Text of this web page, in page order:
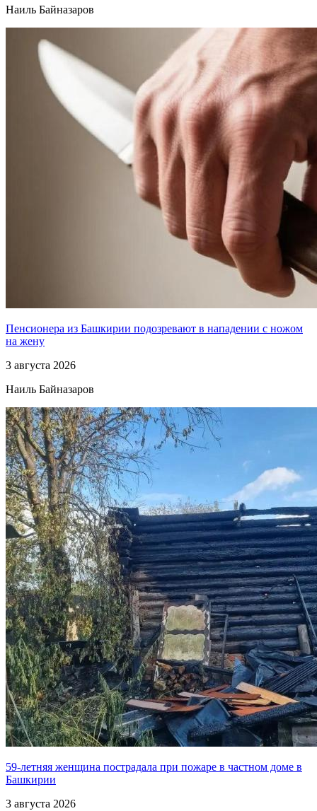
Наиль Байназаров
Пенсионера из Башкирии подозревают в нападении с ножом
на жену
3 августа 2026
Наиль Байназаров
59-летняя женщина пострадала при пожаре в частном доме в
Башкирии
3 августа 2026